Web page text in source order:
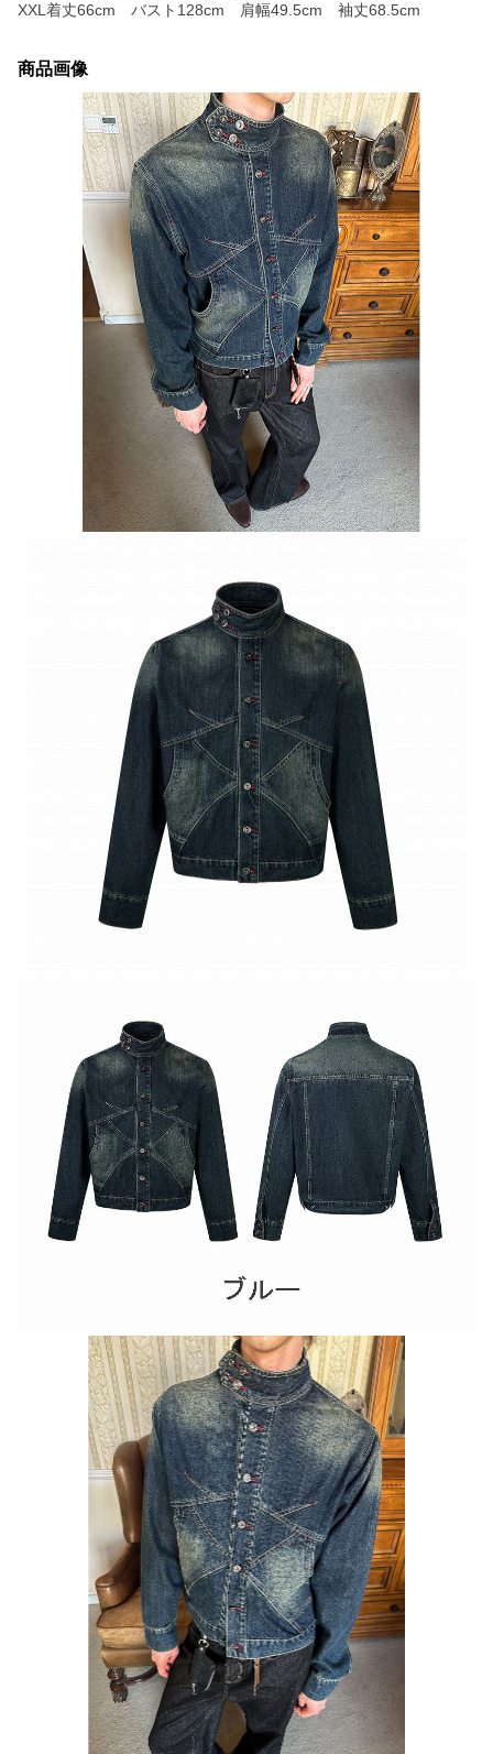
XXL着丈66cm バスト128cm 肩幅49.5cm 袖丈68.5cm
商品画像